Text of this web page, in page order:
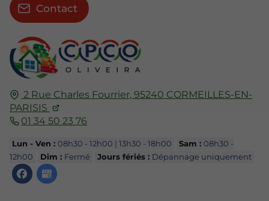
2 Rue Charles Fourrier,95240 CORMEILLES-EN-
PARISIS
01 34 50 23 76
Lun - Ven :08h30 - 12h00 | 13h30 - 18h00 Sam :08h30 -
12h00
Dim : Fermé Jours fériés : Dépannage uniquement
Contact